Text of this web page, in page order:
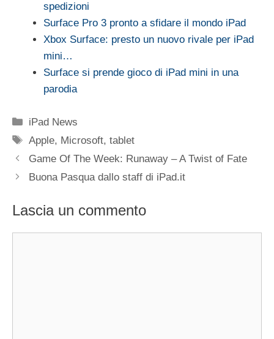
spedizioni
Surface Pro 3 pronto a sfidare il mondo iPad
Xbox Surface: presto un nuovo rivale per iPad
mini…
Surface si prende gioco di iPad mini in una
parodia
Categorie
iPad News
Tag
Apple, Microsoft,tablet
Game Of The Week: Runaway – A Twist of Fate
Buona Pasqua dallo staff di iPad.it
Lascia un commento